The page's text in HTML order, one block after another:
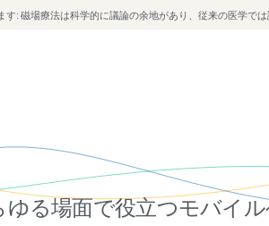
: 磁場療法は科学的に議論の余地があり、従来の医学では
ゆる場面で役立つモバイ